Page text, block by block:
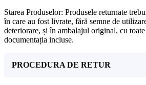
Starea Produselor: Produsele returnate
în care au fost livrate, fără semne de
deteriorare, și în ambalajul original, cu
documentația incluse.
PROCEDURA DE RETUR